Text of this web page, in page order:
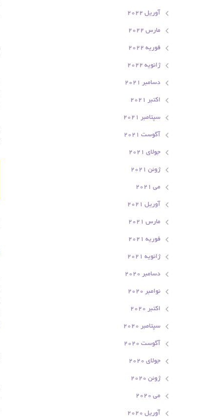
آوریل 2022
مارس 2022
فوریه 2022
ژانویه 2022
دسامبر 2021
اکتبر 2021
سپتامبر 2021
آگوست 2021
جولای 2021
ژوئن 2021
می 2021
آوریل 2021
مارس 2021
فوریه 2021
ژانویه 2021
دسامبر 2020
نوامبر 2020
اکتبر 2020
سپتامبر 2020
آگوست 2020
جولای 2020
ژوئن 2020
می 2020
آوریل 2020